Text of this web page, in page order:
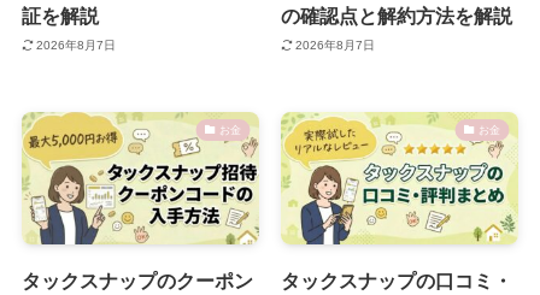
証を解説
2026年8月7日
の確認点と解約方法を解説
2026年8月7日
お金
タックスナップのクーポン
お金
タックスナップの口コミ・